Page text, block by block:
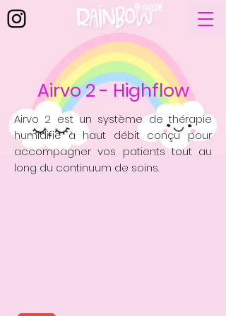
4CHLOÉ
Airvo 2 - Highflow
Airvo 2 est un système de thérapie
humidifié à haut débit conçu pour
accompagner vos patients tout au
long du continuum de soins.